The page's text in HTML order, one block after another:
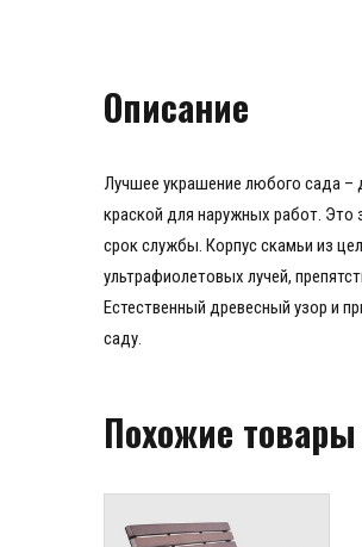
Описание
Лучшее украшение любого сада –
краской для наружных работ. Это
срок службы. Корпус скамьи из
ультрафиолетовых лучей,
Естественный древесный узор и
саду.
Похожие товары